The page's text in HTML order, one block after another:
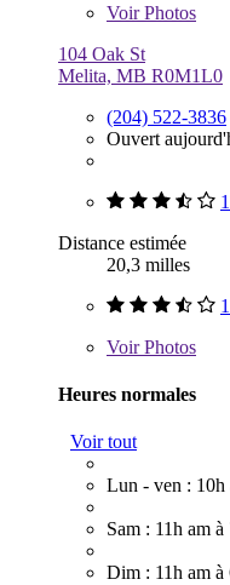
VoirPhotos
104 Oak St
Melita, MB R0M1L0
(204) 522-3836
Ouvert
Distance estimée
20,3 milles
VoirPhotos
Heures normales
Voir tout
Lun - ven : 10h
Sam : 11h am
Dim : 11h am à